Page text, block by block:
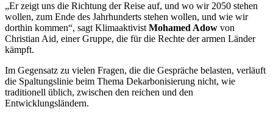
„Er zeigt uns die Richtung der Reise auf, und wo wir 2050 stehen
wollen, zum Ende des Jahrhunderts stehen wollen, und wie wir
dorthin kommen“, sagt Klimaaktivist Mohamed Adow von
Christian Aid, einer Gruppe, die für die Rechte der armen Länder
kämpft.
Im Gegensatz zu vielen Fragen, die die Gespräche belasten, verläuft
die Spaltungslinie beim Thema Dekarbonisierung nicht, wie
traditionell üblich, zwischen den reichen und den
Entwicklungsländern.